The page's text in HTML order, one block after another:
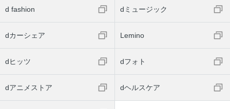
d fashion dミュージック
dカーシェア Lemino
dヒッツ dフォト
dアニメストア dヘルスケア